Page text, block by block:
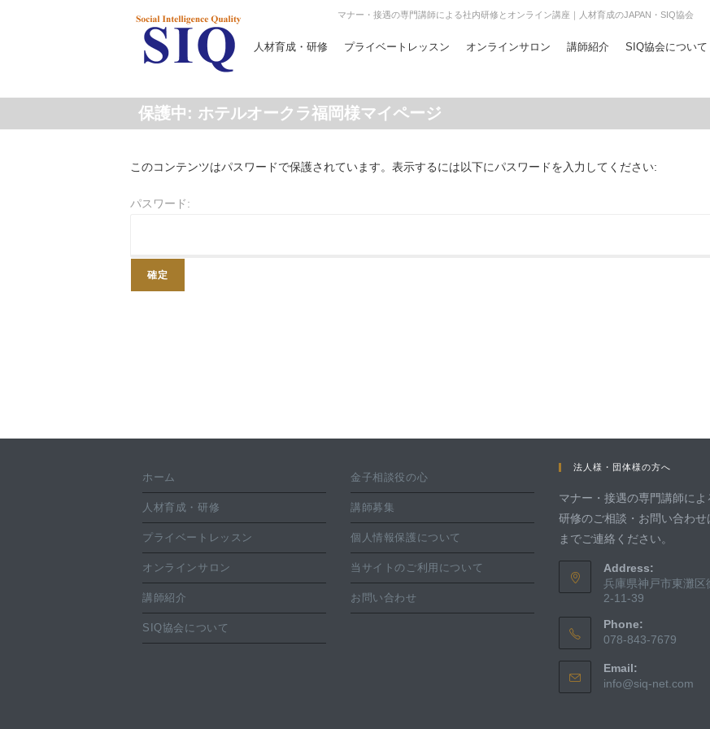
マナー・接遇の専門講師による社内研修とオンライン講座｜人材育成のJAPAN・SIQ協会
人材育成・研修 プライベートレッスン オンラインサロン 講師紹介 SIQ協会について
保護中: ホテルオークラ福岡様マイページ
このコンテンツはパスワードで保護されています。表示するには以下にパスワードを入力してください:
パスワード:
ホーム
人材育成・研修
プライベートレッスン
オンラインサロン
講師紹介
SIQ協会について
金子相談役の心
講師募集
個人情報保護について
当サイトのご利用について
お問い合わせ
法人様・団体様の方へ
マナー・接遇の専門講師によ
研修のご相談・お問い合わせ
までご連絡ください。
Address:
兵庫県神戸市東灘区
2-11-39
Phone:
078-843-7679
Email:
info@siq-net.com